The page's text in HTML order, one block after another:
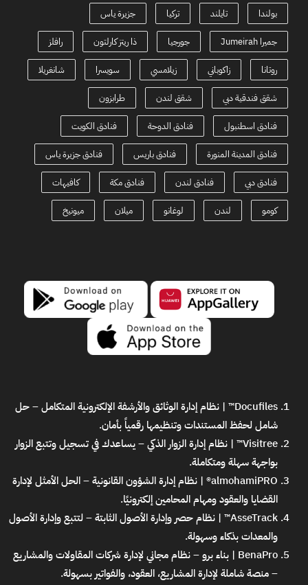
بولندا تايلند تركيا جزيرة ياس
جميرا Jumeirah جورجيا ذا ريتز كارلتون رافلز
روتانا زاكوباني زيلامسي سويسرا شانغريلا
شقق فندقية دبي شقق لندن طرابزون
فنادق اسطنبول فنادق الدوحة فنادق الكويت
فنادق المدينة المنورة فنادق باريس فنادق جزيرة ياس
فنادق دبي فنادق لندن فنادق مكة كافيهات
كومو لندن لوغانو ميلان ميونيخ
Docufiles™ | نظام إدارة الوثائق والأرشفة الإلكترونية المتكامل
– حل
شامل لحفظ المستندات وتنظيمها رقمياً بأمان.
Visitree™ | نظام إدارة الزوار الذكي
– يساعدك في تسجيل وتتبع الزوار
بواجهة سهلة ومتكاملة.
almohamiPRO® | نظام إدارة الشؤون القانونية
– الحل الأمثل لإدارة
القضايا والعقود ومهام المحامين إلكترونيًا.
AsseTrack™ | نظام حصر وإدارة الأصول الثابتة
– لتتبع وإدارة الأصول
والمعدات بذكاء وسهولة.
BenaPro | بناء برو – نظام مجاني لإدارة شركات المقاولات والمشاريع
– منصة شاملة لإدارة المشاريع، العقود، والفواتير بسهولة.